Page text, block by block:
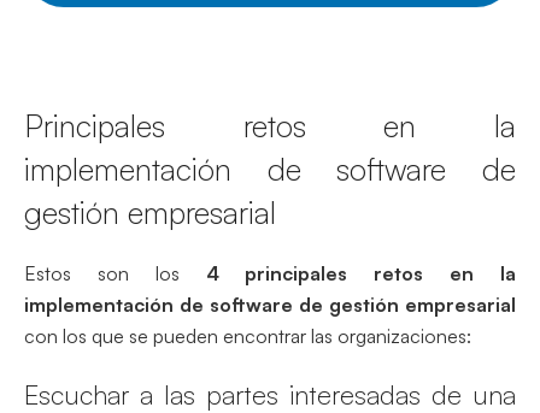
Principales retos en la
implementación de software de
gestión empresarial
Estos son los 4 principales retos en la
implementación de software de gestión empresarial
con los que se pueden encontrar las organizaciones:
Escuchar a las partes interesadas de una